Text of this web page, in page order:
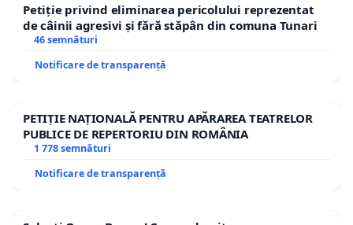
Petiție privind eliminarea pericolului reprezentat
de câinii agresivi și fără stăpân din comuna Tunari
46 semnături
Notificare de transparență
PETIȚIE NAȚIONALĂ PENTRU APĂRAREA TEATRELOR
PUBLICE DE REPERTORIU DIN ROMÂNIA
1 778 semnături
Notificare de transparență